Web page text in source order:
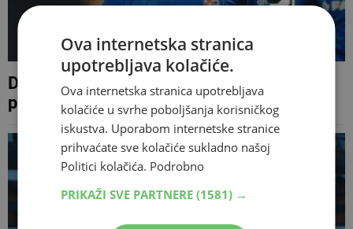
Dinamo pregazio Litavce s 5:0 i zakoračio
prema doigravanju Lige prvaka
Ova internetska stranica
upotrebljava kolačiće.
Ova internetska stranica upotrebljava
kolačiće u svrhe poboljšanja korisničkog
iskustva. Uporabom internetske stranice
prihvaćate sve kolačiće sukladno našoj
Politici kolačića. Podrobno
PRIKAŽI SVE PARTNERE (1581) →